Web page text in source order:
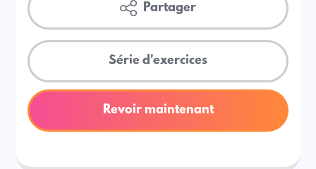
Partager
Série d'exercices
Revoir maintenant